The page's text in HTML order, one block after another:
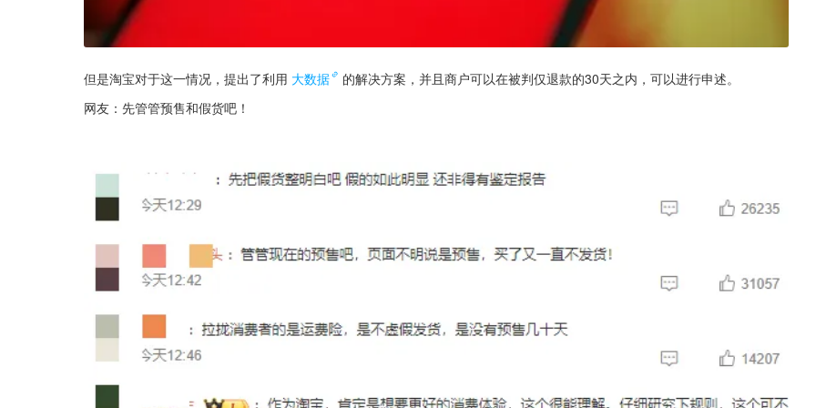
但是淘宝对于这一情况，提出了利用 大数据
的解决方案，并且商户可以在被判仅退款的30天之内，可以进行申述。
网友：先管管预售和假货吧！